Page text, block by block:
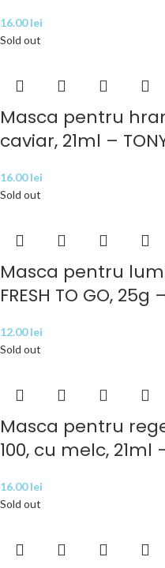
16.00lei
Sold out
Masca pentru
caviar, 21ml –
16.00lei
Sold out
Masca pentru
FRESH TO GO, 25g
12.00lei
Sold out
Masca pentru
100, cu melc, 21ml
16.00lei
Sold out